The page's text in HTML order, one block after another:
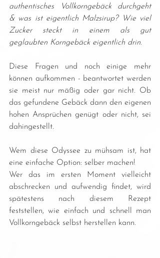
authentisches Vollkorngebäck durchgeht
& was ist eigentlich Malzsirup? Wie viel
Zucker steckt in einem als gut
geglaubten Korngebäck eigentlich drin.
Diese Fragen und noch einige mehr
können aufkommen - beantwortet werden
sie meist nur mäßig oder gar nicht. Ob
das gefundene Gebäck dann den eigenen
hohen Ansprüchen genügt oder nicht, sei
dahingestellt.
Wem diese Odyssee zu mühsam ist, hat
eine einfache Option: selber machen!
Wer das im ersten Moment vielleicht
abschrecken und aufwendig findet, wird
spätestens nach diesem Rezept
feststellen, wie einfach und schnell man
Vollkorngebäck selbst herstellen kann.